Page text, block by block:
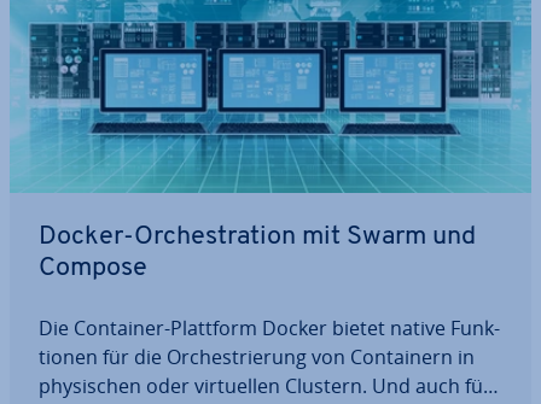
Docker-Or­chestra­ti­on mit Swarm und
Compose
Die Container-Plattform Docker bietet native Funk­
tio­nen für die Or­ches­trie­rung von Con­tai­nern in
phy­si­schen oder vir­tu­el­len Clustern. Und auch für